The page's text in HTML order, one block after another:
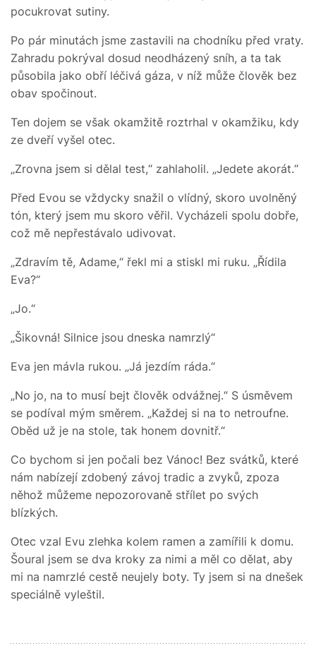
pocukrovat sutiny.
Po pár minutách jsme zastavili na chodníku před vraty.
Zahradu pokrýval dosud neodházený sníh, a ta tak
působila jako obří léčivá gáza, v níž může člověk bez
obav spočinout.
Ten dojem se však okamžitě roztrhal v okamžiku, kdy
ze dveří vyšel otec.
„Zrovna jsem si dělal test,“ zahlaholil. „Jedete akorát.“
Před Evou se vždycky snažil o vlídný, skoro uvolněný
tón, který jsem mu skoro věřil. Vycházeli spolu dobře,
což mě nepřestávalo udivovat.
„Zdravím tě, Adame,“ řekl mi a stiskl mi ruku. „Řídila
Eva?“
„Jo.“
„Šikovná! Silnice jsou dneska namrzlý“
Eva jen mávla rukou. „Já jezdím ráda.“
„No jo, na to musí bejt člověk odvážnej.“ S úsměvem
se podíval mým směrem. „Každej si na to netroufne.
Oběd už je na stole, tak honem dovnitř.“
Co bychom si jen počali bez Vánoc! Bez svátků, které
nám nabízejí zdobený závoj tradic a zvyků, zpoza
něhož můžeme nepozorovaně střílet po svých
blízkých.
Otec vzal Evu zlehka kolem ramen a zamířili k domu.
Šoural jsem se dva kroky za nimi a měl co dělat, aby
mi na namrzlé cestě neujely boty. Ty jsem si na dnešek
speciálně vyleštil.